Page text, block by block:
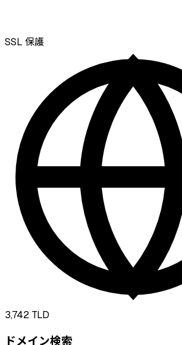
SSL 保護
3,742 TLD
ドメイン検索